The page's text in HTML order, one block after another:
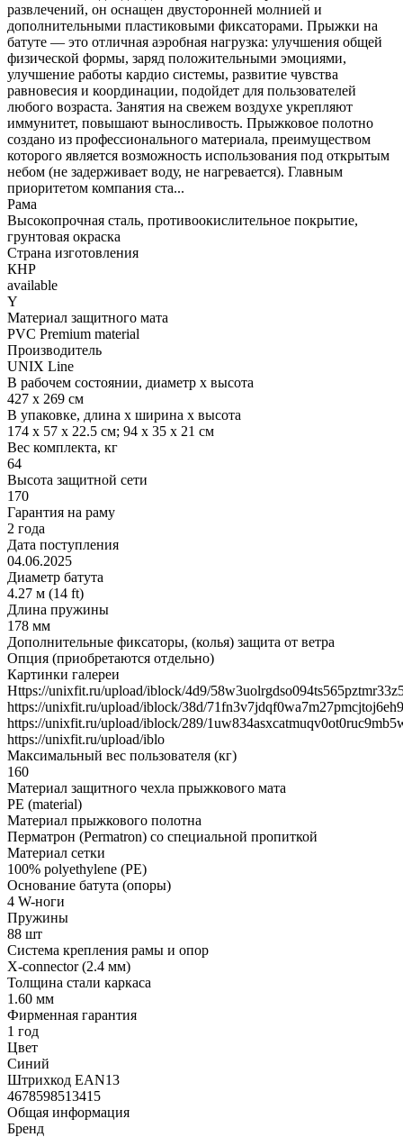
развлечений, он оснащен двусторонней молнией и
дополнительными пластиковыми фиксаторами. Прыжки на
батуте — это отличная аэробная нагрузка: улучшения общей
физической формы, заряд положительными эмоциями,
улучшение работы кардио системы, развитие чувства
равновесия и координации, подойдет для пользователей
любого возраста. Занятия на свежем воздухе укрепляют
иммунитет, повышают выносливость. Прыжковое полотно
создано из профессионального материала, преимуществом
которого является возможность использования под открытым
небом (не задерживает воду, не нагревается). Главным
приоритетом компания ста...
Рама
Высокопрочная сталь, противоокислительное покрытие,
грунтовая окраска
Страна изготовления
КНР
available
Y
Материал защитного мата
PVC Premium material
Производитель
UNIX Line
В рабочем состоянии, диаметр х высота
427 x 269 см
В упаковке, длина х ширина х высота
174 x 57 x 22.5 см; 94 x 35 x 21 см
Вес комплекта, кг
64
Высота защитной сети
170
Гарантия на раму
2 года
Дата поступления
04.06.2025
Диаметр батута
4.27 м (14 ft)
Длина пружины
178 мм
Дополнительные фиксаторы, (колья) защита от ветра
Опция (приобретаются отдельно)
Картинки галереи
Https://unixfit.ru/upload/iblock/4d9/
https://unixfit.ru/upload/iblock/38d/
https://unixfit.ru/upload/iblock/289/
https://unixfit.ru/upload/iblo
Максимальный вес пользователя (кг)
160
Материал защитного чехла прыжкового мата
PE (material)
Материал прыжкового полотна
Перматрон (Permatron) cо специальной пропиткой
Материал сетки
100% polyethylene (PE)
Основание батута (опоры)
4 W-ноги
Пружины
88 шт
Система крепления рамы и опор
X-connector (2.4 мм)
Толщина стали каркаса
1.60 мм
Фирменная гарантия
1 год
Цвет
Синий
Штрихкод EAN13
4678598513415
Общая информация
Бренд